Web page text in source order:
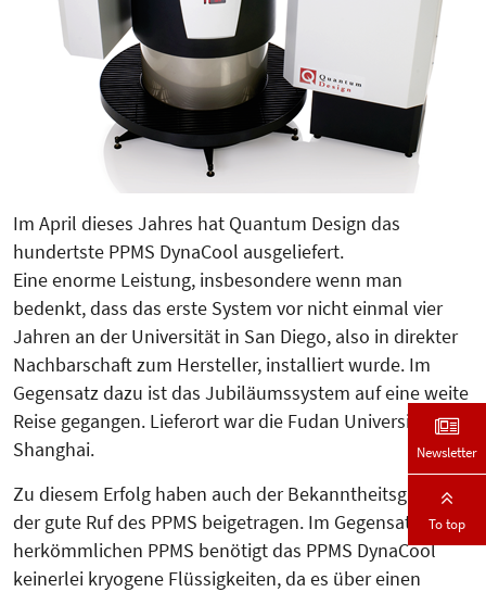
Im April dieses Jahres hat Quantum Design das
hundertste PPMS DynaCool ausgeliefert.
Eine enorme Leistung, insbesondere wenn man
bedenkt, dass das erste System vor nicht einmal vier
Jahren an der Universität in San Diego, also in direkter
Nachbarschaft zum Hersteller, installiert wurde. Im
Gegensatz dazu ist das Jubiläumssystem auf eine weite
Reise gegangen. Lieferort war die Fudan Universität in
Shanghai.
Zu diesem Erfolg haben auch der Bekanntheitsgrad und
der gute Ruf des PPMS beigetragen. Im Gegensatz zum
herkömmlichen PPMS benötigt das PPMS DynaCool
keinerlei kryogene Flüssigkeiten, da es über einen
Newsletter
To top